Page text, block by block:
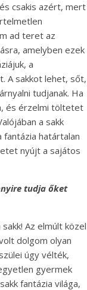
csakis azért, mert
ad teret az
amelyben ezek
a
A sakkot lehet, sőt,
tudjanak. Ha
és érzelmi töltetet
a sakk
határtalan
nyújt a sajátos
tudja őket
Az elmúlt közel
dolgom olyan
úgy vélték,
gyermek
fantázia világa,